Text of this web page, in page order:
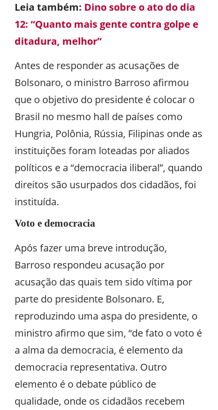
Leia também: Dino sobre o ato do dia
12: “Quanto mais gente contra golpe e
ditadura, melhor”
Antes de responder as acusações de
Bolsonaro, o ministro Barroso afirmou
que o objetivo do presidente é colocar o
Brasil no mesmo hall de países como
Hungria, Polônia, Rússia, Filipinas onde as
instituições foram loteadas por aliados
políticos e a “democracia iliberal”, quando
direitos são usurpados dos cidadãos, foi
instituída.
Voto e democracia
Após fazer uma breve introdução,
Barroso respondeu acusação por
acusação das quais tem sido vítima por
parte do presidente Bolsonaro. E,
reproduzindo uma aspa do presidente, o
ministro afirmo que sim, “de fato o voto é
a alma da democracia, é elemento da
democracia representativa. Outro
elemento é o debate público de
qualidade, onde os cidadãos recebem